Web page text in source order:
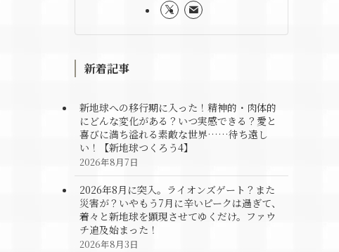
新着記事
新地球への移行期に入った！精神的・肉体的
にどんな変化がある？いつ実感できる？愛と
喜びに満ち溢れる素敵な世界……待ち遠し
い！【新地球つくろう4】
2026年8月7日
2026年8月に突入。ライオンズゲート？また
災害が？いやもう7月に辛いピークは過ぎて、
着々と新地球を顕現させてゆくだけ。ファウ
チ追及始まった！
2026年8月3日